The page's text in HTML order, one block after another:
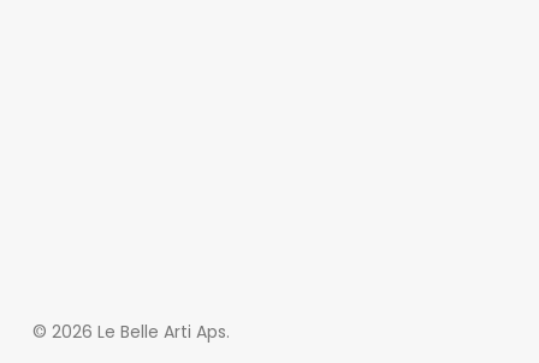
© 2026 Le Belle Arti Aps.